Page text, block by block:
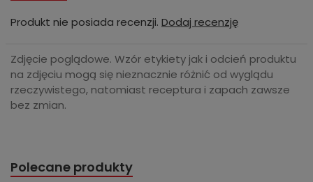
Produkt nie posiada recenzji. Dodaj recenzję
Zdjęcie poglądowe. Wzór etykiety jak i odcień produktu
na zdjęciu mogą się nieznacznie różnić od wyglądu
rzeczywistego, natomiast receptura i zapach zawsze
bez zmian.
Polecane produkty